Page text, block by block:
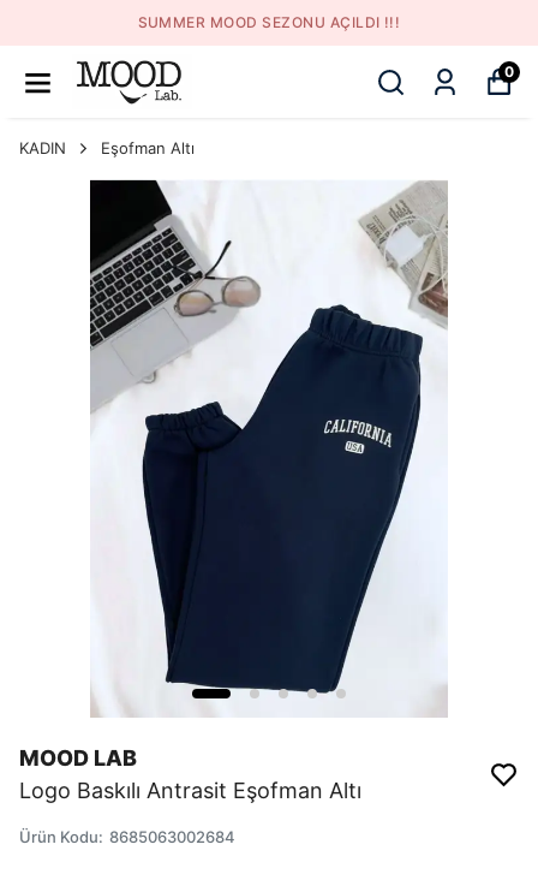
SUMMER MOOD SEZONU AÇILDI !!!
0
KADIN Eşofman Altı
MOOD LAB
Logo Baskılı Antrasit Eşofman Altı
Ürün Kodu: 8685063002684